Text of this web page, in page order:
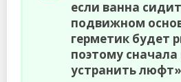
если ванна
подвижном
герметик будет
поэтому
устранить